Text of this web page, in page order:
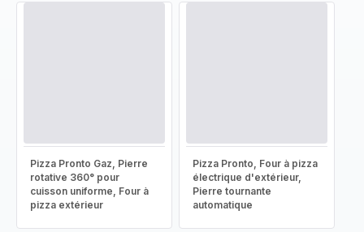
Pizza Pronto Gaz, Pierre
rotative 360° pour
cuisson uniforme, Four à
pizza extérieur
Pizza Pronto, Four à pizza
électrique d'extérieur,
Pierre tournante
automatique